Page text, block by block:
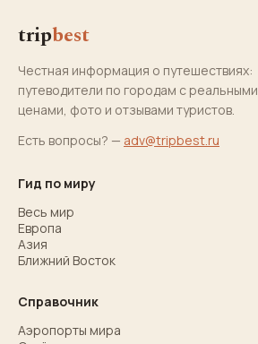
tripbest
Честная информация о путешествиях:
путеводители по городам с реальными
ценами, фото и отзывами туристов.
Есть вопросы? — adv@tripbest.ru
Гид по миру
Весь мир
Европа
Азия
Ближний Восток
Справочник
Аэропорты мира